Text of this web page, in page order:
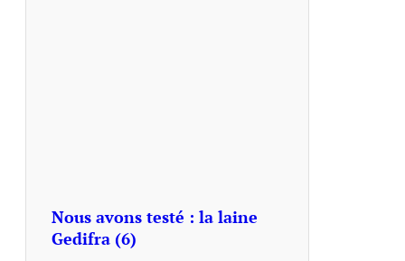
Nous avons testé : la laine
Gedifra (6)